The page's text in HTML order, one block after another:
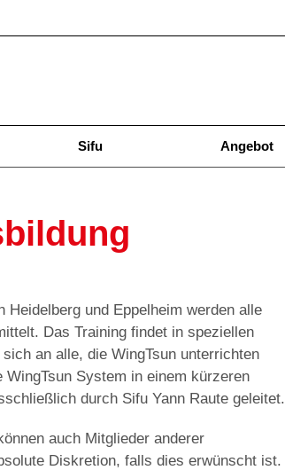
Sifu Angebot
Heidelberg und Eppelheim werden alle
Das Training findet in speziellen
an alle, die WingTsun unterrichten
System in einem kürzeren
durch Sifu Yann Raute geleitet.
auch Mitglieder anderer
Diskretion, falls dies erwünscht ist.